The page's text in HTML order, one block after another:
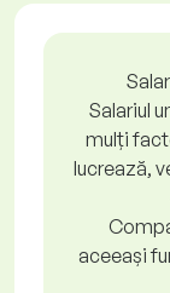
Salariul
mulți
lucrează,
aceeași